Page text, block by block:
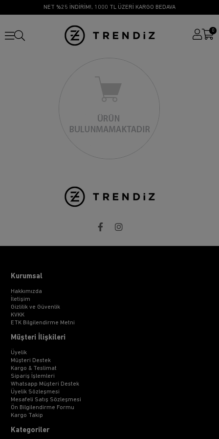
NET %25 İNDİRİM!, 1000 TL ÜZERİ KARGO BEDAVA
0
Kurumsal
Hakkımızda
İletişim
Gizlilik ve Güvenlik
KVKK
ETK Bilgilendirme Metni
Müşteri İlişkileri
Üyelik
Müşteri Destek
Kargo & Teslimat
Sipariş İşlemleri
Whatsapp Müşteri Destek
Üyelik Sözleşmesi
Mesafeli Satış Sözleşmesi
Ön Bilgilendirme Formu
Kargo Takip
Kategoriler